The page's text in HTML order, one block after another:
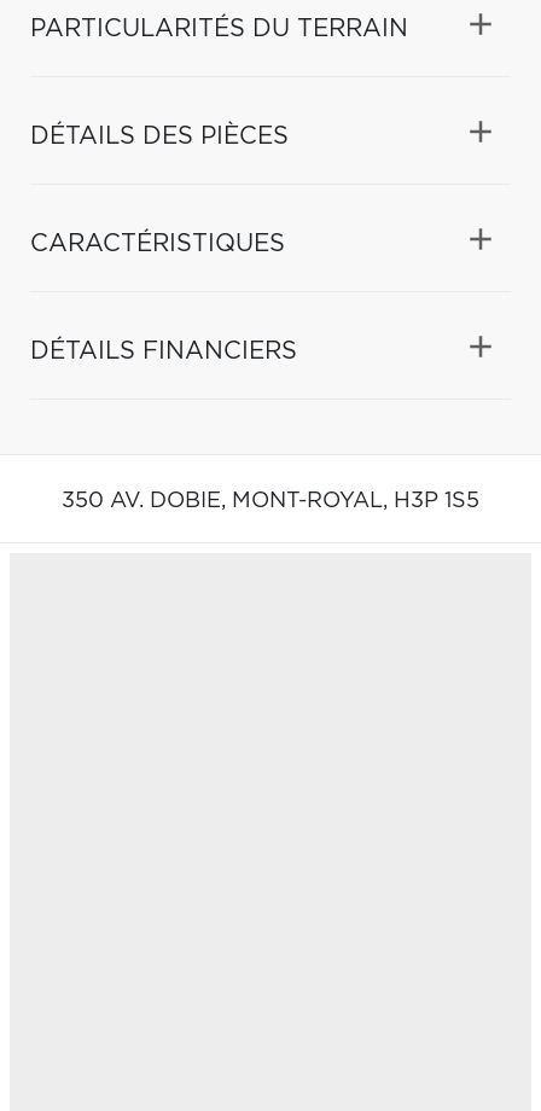
PARTICULARITÉS DU TERRAIN
DÉTAILS DES PIÈCES
CARACTÉRISTIQUES
DÉTAILS FINANCIERS
350 AV. DOBIE, MONT-ROYAL, H3P 1S5